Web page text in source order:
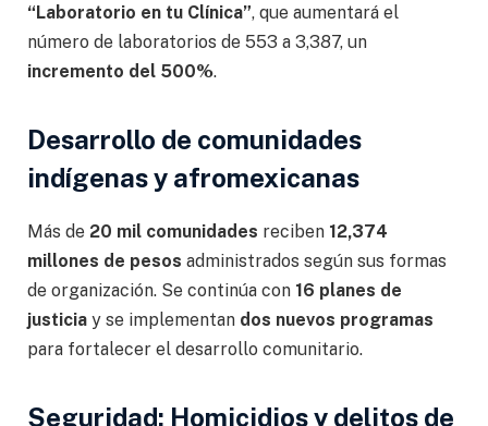
“Laboratorio en tu Clínica”, que aumentará el
número de laboratorios de 553 a 3,387, un
incremento del 500%.
Desarrollo de comunidades
indígenas y afromexicanas
Más de 20 mil comunidades reciben 12,374
millones de pesos administrados según sus formas
de organización. Se continúa con 16 planes de
justicia y se implementan dos nuevos programas
para fortalecer el desarrollo comunitario.
Seguridad: Homicidios y delitos de